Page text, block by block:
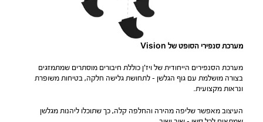
מערכת סנפירי הסופט של Vision
מערכת הסנפירים הייחודית של ויז׳ן כוללת חיבורים מוסתרים שמתמזגים
בצורה מושלמת עם גוף הגלשן – לתחושת גלישה חלקה, בטיחות משופרת
ונראות מקצועית.
העיצוב מאפשר שליפה מהירה והחלפה קלה, כך שתוכלו ליהנות מגלשן